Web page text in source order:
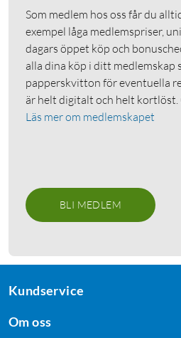
Som medlem hos oss får du
exempel låga medlemspriser,
dagars öppet köp och
alla dina köp i ditt medlemskap
papperskvitton för eventuella
är helt digitalt och helt kortlöst.
Läs mer om medlemskapet
BLI MEDLEM
Kundservice
Om oss